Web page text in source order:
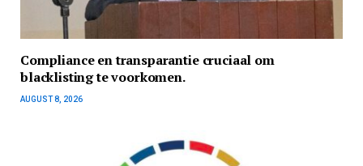
Compliance en transparantie cruciaal om
blacklisting te voorkomen.
AUGUST 8, 2026